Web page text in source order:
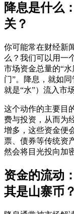
降息是什么
关？
你可能常在财经新
么？我们可以用一
市场资金总量的“
门”。降息，就如
就是“水”）流入市场
这个动作的主要目
费与投资，从而为
增多，这些资金便
票、债券等传统资
然会将目光投向加
资金的流动
其是山寨币？